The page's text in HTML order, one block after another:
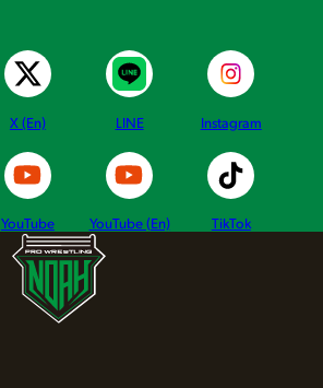
X (En) LINE Instagram
YouTube YouTube (En) TikTok